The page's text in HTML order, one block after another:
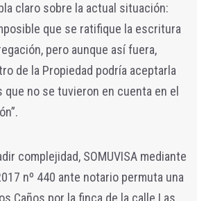
claro sobre la actual situación:
que se ratifique la escritura
pero aunque así fuera,
de la Propiedad podría aceptarla
no se tuvieron en cuenta en el
complejidad, SOMUVISA mediante
nº 440 ante notario permuta una
Caños por la finca de la calle Las